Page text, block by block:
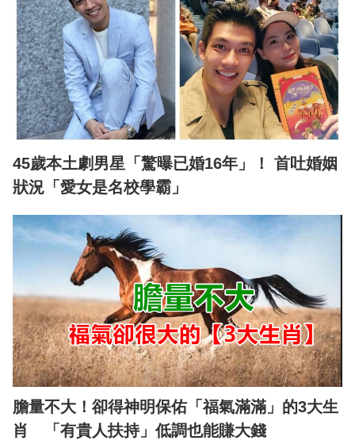
45歲本土劇男星「驚曝已婚16年」！ 首吐婚姻
狀況「愛女是名校學霸」
膽量不大！卻得神明保佑「福氣滿滿」的3大生
肖 「有貴人扶持」低調也能賺大錢